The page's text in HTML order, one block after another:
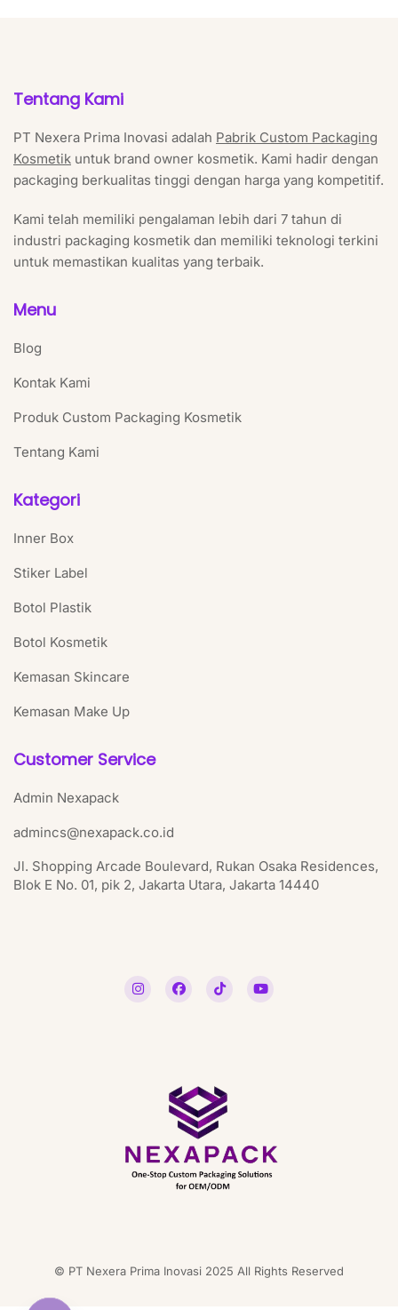
Tentang Kami
PT Nexera Prima Inovasi adalah Pabrik Custom Packaging
Kosmetik untuk brand owner kosmetik. Kami hadir dengan
packaging berkualitas tinggi dengan harga yang kompetitif.
Kami telah memiliki pengalaman lebih dari 7 tahun di
industri packaging kosmetik dan memiliki teknologi terkini
untuk memastikan kualitas yang terbaik.
Menu
Blog
Kontak Kami
Produk Custom Packaging Kosmetik
Tentang Kami
Kategori
Inner Box
Stiker Label
Botol Plastik
Botol Kosmetik
Kemasan Skincare
Kemasan Make Up
Customer Service
Admin Nexapack
admincs@nexapack.co.id
Jl. Shopping Arcade Boulevard, Rukan Osaka Residences,
Blok E No. 01, pik 2, Jakarta Utara, Jakarta 14440
© PT Nexera Prima Inovasi 2025 All Rights Reserved